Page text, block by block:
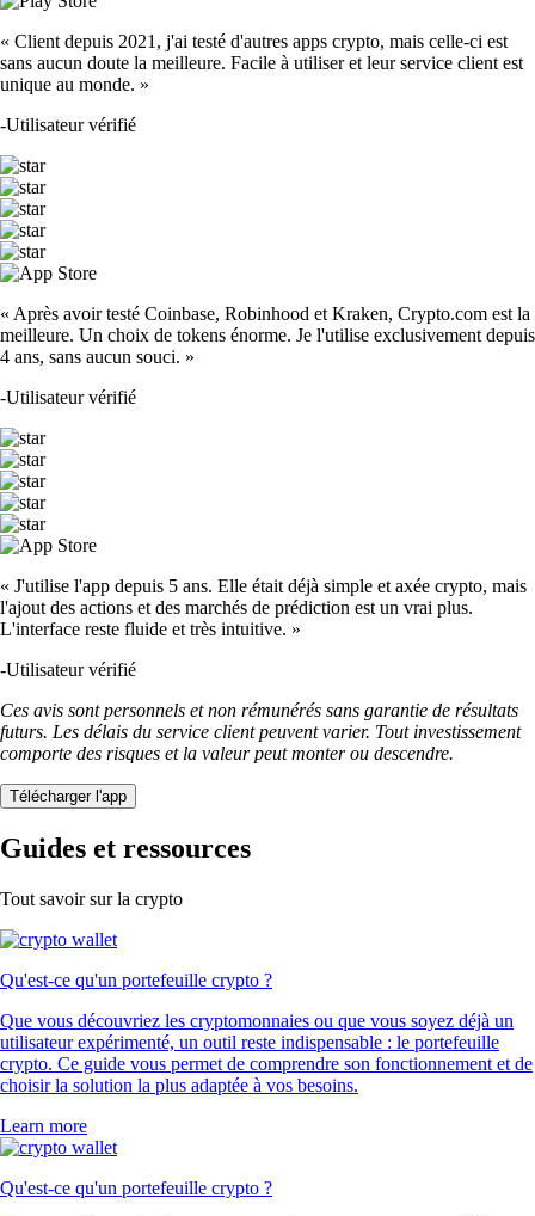
« Client depuis 2021, j'ai testé d'autres apps crypto, mais celle-ci est
sans aucun doute la meilleure. Facile à utiliser et leur service client est
unique au monde. »
-Utilisateur vérifié
« Après avoir testé Coinbase, Robinhood et Kraken, Crypto.com est la
meilleure. Un choix de tokens énorme. Je l'utilise exclusivement depuis
4 ans, sans aucun souci. »
-Utilisateur vérifié
« J'utilise l'app depuis 5 ans. Elle était déjà simple et axée crypto, mais
l'ajout des actions et des marchés de prédiction est un vrai plus.
L'interface reste fluide et très intuitive. »
-Utilisateur vérifié
Ces avis sont personnels et non rémunérés sans garantie de résultats
futurs. Les délais du service client peuvent varier. Tout investissement
comporte des risques et la valeur peut monter ou descendre.
Télécharger l'app
Guides et ressources
Tout savoir sur la crypto
Qu'est-ce qu'un portefeuille crypto ?
Que vous découvriez les cryptomonnaies ou que vous soyez déjà un
utilisateur expérimenté, un outil reste indispensable : le portefeuille
crypto. Ce guide vous permet de comprendre son fonctionnement et de
choisir la solution la plus adaptée à vos besoins.
Learn more
Qu'est-ce qu'un portefeuille crypto ?